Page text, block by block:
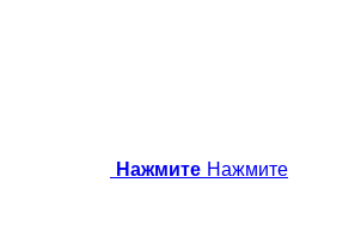
Нажмите Нажмите